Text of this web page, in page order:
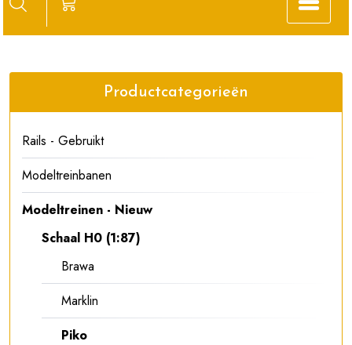
Productcategorieën
Rails - Gebruikt
Modeltreinbanen
Modeltreinen - Nieuw
Schaal H0 (1:87)
Brawa
Marklin
Piko